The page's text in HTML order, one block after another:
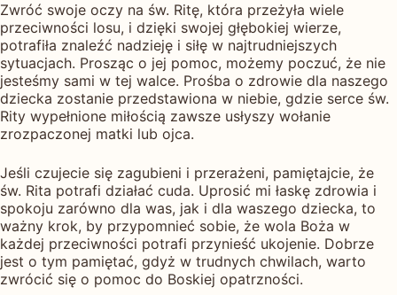
Zwróć swoje oczy na św. Ritę, która przeżyła wiele
przeciwności losu, i dzięki swojej głębokiej wierze,
potrafiła znaleźć nadzieję i siłę w najtrudniejszych
sytuacjach. Prosząc o jej pomoc, możemy poczuć, że nie
jesteśmy sami w tej walce. Prośba o zdrowie dla naszego
dziecka zostanie przedstawiona w niebie, gdzie serce św.
Rity wypełnione miłością zawsze usłyszy wołanie
zrozpaczonej matki lub ojca.
Jeśli czujecie się zagubieni i przerażeni, pamiętajcie, że
św. Rita potrafi działać cuda. Uprosić mi łaskę zdrowia i
spokoju zarówno dla was, jak i dla waszego dziecka, to
ważny krok, by przypomnieć sobie, że wola Boża w
każdej przeciwności potrafi przynieść ukojenie. Dobrze
jest o tym pamiętać, gdyż w trudnych chwilach, warto
zwrócić się o pomoc do Boskiej opatrzności.